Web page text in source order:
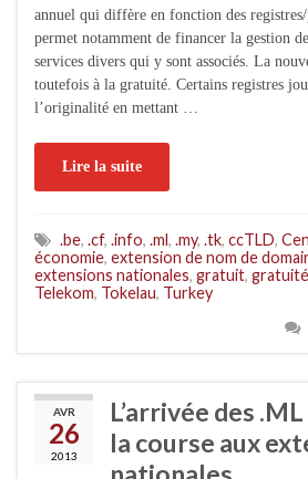
annuel qui diffère en fonction des
permet notamment de financer la gestion
services divers qui y sont associés. La
toutefois à la gratuité. Certains registres
l’originalité en mettant …
Lire la suite
.be, .cf, .info, .ml, .my, .tk, ccTLD,
économie, extension de nom de
extensions nationales, gratuit, gratuité
Telekom, Tokelau, Turkey
AVR
26
2013
L’arrivée des
la course aux